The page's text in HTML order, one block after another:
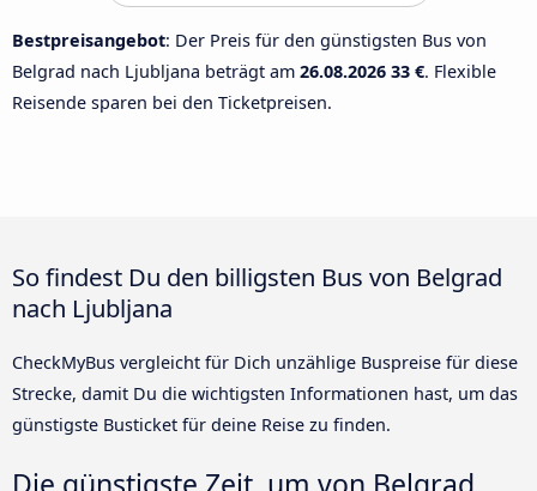
Bestpreisangebot: Der Preis für den günstigsten Bus von
Belgrad nach Ljubljana beträgt am 26.08.2026 33 €. Flexible
Reisende sparen bei den Ticketpreisen.
So findest Du den billigsten Bus von Belgrad
nach Ljubljana
CheckMyBus vergleicht für Dich unzählige Buspreise für diese
Strecke, damit Du die wichtigsten Informationen hast, um das
günstigste Busticket für deine Reise zu finden.